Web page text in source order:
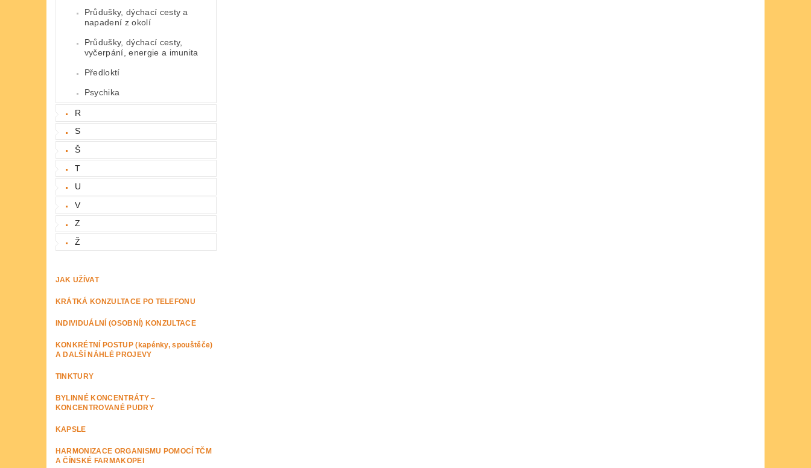
Průdušky, dýchací cesty a
napadení z okolí
Průdušky, dýchací cesty,
vyčerpání, energie a imunita
Předloktí
Psychika
R
S
Š
T
U
V
Z
Ž
JAK UŽÍVAT
KRÁTKÁ KONZULTACE PO TELEFONU
INDIVIDUÁLNÍ (OSOBNÍ) KONZULTACE
KONKRÉTNÍ POSTUP (kapénky, spouštěče)
A DALŠÍ NÁHLÉ PROJEVY
TINKTURY
BYLINNÉ KONCENTRÁTY –
KONCENTROVANÉ PUDRY
KAPSLE
HARMONIZACE ORGANISMU POMOCÍ TČM
A ČÍNSKÉ FARMAKOPEI